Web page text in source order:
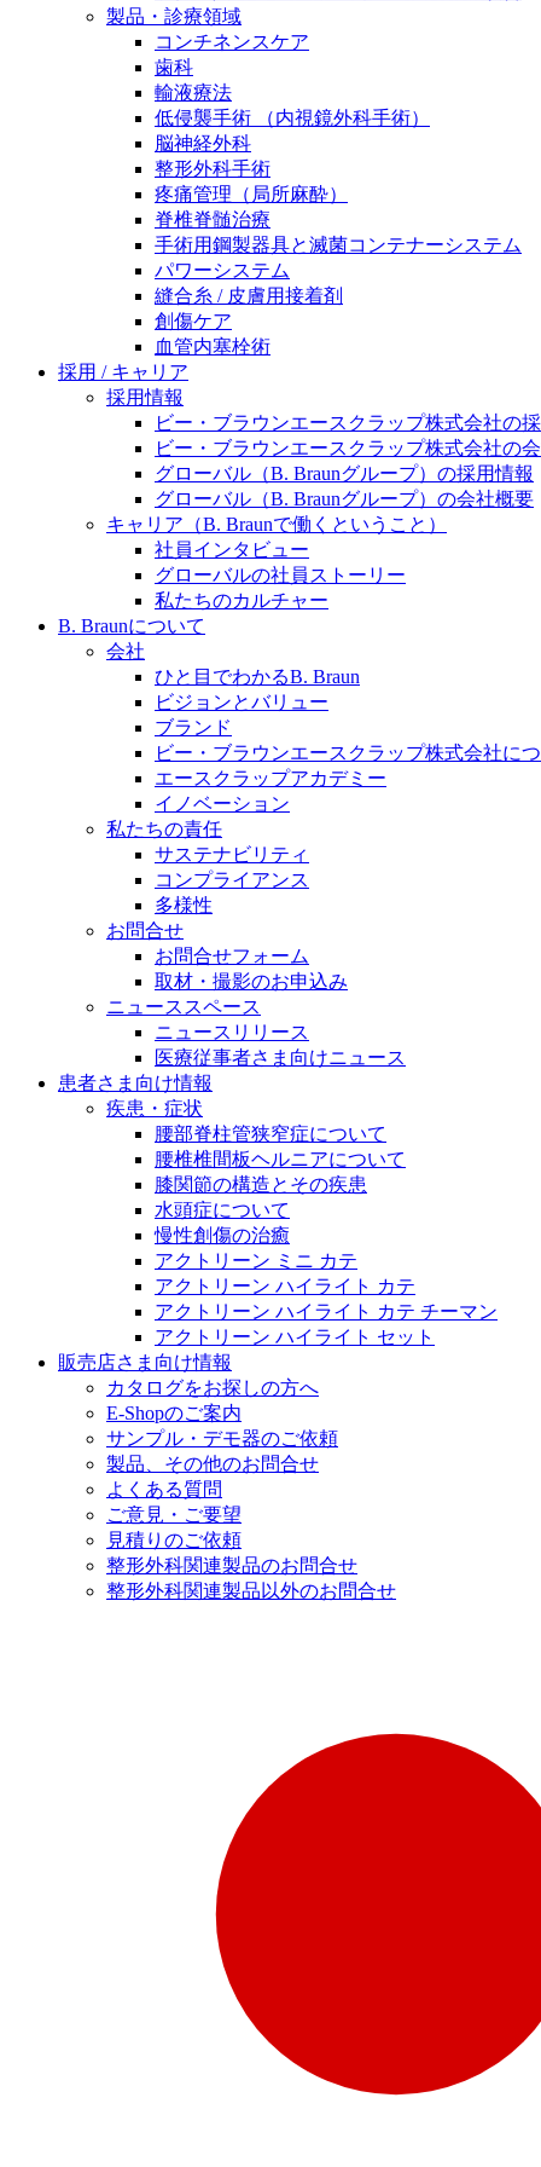
製品ポートフォリオ​
こちらの製品ポートフォリオからも、製品をお探しい
販売代理店さま向け情報​
お問合せ先、価格情報、E-Shopのご案内など販売店さ
膝関節の構造とその疾患
身体の中で最も大きい関節である膝関節。日常の生活
「水頭症」とはどのような疾患なのでしょう。成人に
採用情報
ビー・ブラウンエースクラッﾌﾟで新たな可能性を見つ
ニューススペース
エースクラップアカデミー
医療に携わるあらゆる方々に、学びと情報共有の場を
お問合せフォームより、ご質問をお送りください。
製品・診療領域
コンチネンスケア
歯科
輸液療法
低侵襲手術 （内視鏡外科手術）
脳神経外科
整形外科手術
疼痛管理（局所麻酔）
脊椎脊髄治療
手術用鋼製器具と滅菌コンテナーシステム
パワーシステム
縫合糸 / 皮膚用接着剤
創傷ケア
血管内塞栓術
採用 / キャリア
採用情報
ビー・ブラウンエースクラップ株式会社の
ビー・ブラウンエースクラップ株式会社の
グローバル（B. Braunグループ）の採用情報
グローバル（B. Braunグループ）の会社概要
キャリア（B. Braunで働くということ）
社員インタビュー
グローバルの社員ストーリー
私たちのカルチャー
B. Braunについて
会社
ひと目でわかるB. Braun
ビジョンとバリュー
ブランド
ビー・ブラウンエースクラップ株式会社に
エースクラップアカデミー
イノベーション
私たちの責任
サステナビリティ
コンプライアンス
多様性
お問合せ
お問合せフォーム
取材・撮影のお申込み
ニューススペース
ニュースリリース
医療従事者さま向けニュース
患者さま向け情報
疾患・症状
腰部脊柱管狭窄症について
腰椎椎間板ヘルニアについて
膝関節の構造とその疾患
水頭症について
慢性創傷の治癒
アクトリーン ミニ カテ
アクトリーン ハイライト カテ
アクトリーン ハイライト カテ チーマン
アクトリーン ハイライト セット
販売店さま向け情報
カタログをお探しの方へ
E-Shopのご案内
サンプル・デモ器のご依頼
製品、その他のお問合せ
よくある質問
ご意見・ご要望
見積りのご依頼
整形外科関連製品のお問合せ
整形外科関連製品以外のお問合せ